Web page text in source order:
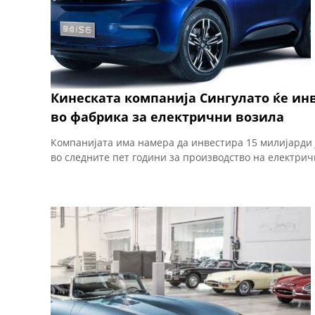
Кинеската компанија Сингулато ќе
во фабрика за електрични возила
Компанијата има намера да инвестира 15 милијарди
во следните пет години за производство на